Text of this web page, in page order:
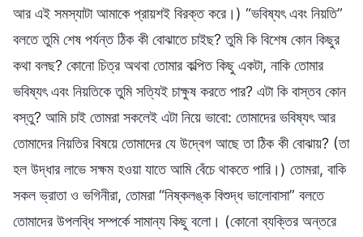
আর এই সমস্যাটা আমাকে প্রায়শই বিরক্ত করে।) “ভবিষ্যৎ এবং নিয়তি”
বলতে তুমি শেষ পর্যন্ত ঠিক কী বোঝাতে চাইছ? তুমি কি বিশেষ কোন কিছুর
কথা বলছ? কোনো চিত্র অথবা তোমার কল্পিত কিছু একটা, নাকি তোমার
ভবিষ্যৎ এবং নিয়তিকে তুমি সত্যিই চাক্ষুষ করতে পার? এটা কি বাস্তব কোন
বস্তু? আমি চাই তোমরা সকলেই এটা নিয়ে ভাবো: তোমাদের ভবিষ্যৎ আর
তোমাদের নিয়তির বিষয়ে তোমাদের যে উদ্বেগ আছে তা ঠিক কী বোঝায়? (তা
হল উদ্ধার লাভে সক্ষম হওয়া যাতে আমি বেঁচে থাকতে পারি।) তোমরা, বাকি
সকল ভ্রাতা ও ভগিনীরা, তোমরা “নিষ্কলঙ্ক বিশুদ্ধ ভালোবাসা” বলতে
তোমাদের উপলব্ধি সম্পর্কে সামান্য কিছু বলো। (কোনো ব্যক্তির অন্তরে